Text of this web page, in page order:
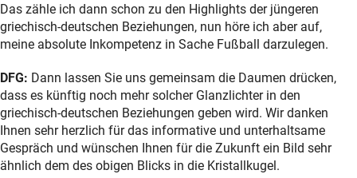
Das zähle ich dann schon zu den Highlights der jüngeren
griechisch-deutschen Beziehungen, nun höre ich aber auf,
meine absolute Inkompetenz in Sache Fußball darzulegen.
DFG: Dann lassen Sie uns gemeinsam die Daumen drücken,
dass es künftig noch mehr solcher Glanzlichter in den
griechisch-deutschen Beziehungen geben wird. Wir danken
Ihnen sehr herzlich für das informative und unterhaltsame
Gespräch und wünschen Ihnen für die Zukunft ein Bild sehr
ähnlich dem des obigen Blicks in die Kristallkugel.